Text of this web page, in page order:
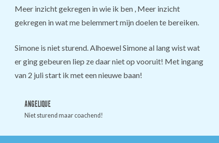
Meer inzicht gekregen in wie ik ben , Meer inzicht
gekregen in wat me belemmert mijn doelen te bereiken.
Simone is niet sturend. Alhoewel Simone al lang wist wat
er ging gebeuren liep ze daar niet op vooruit! Met ingang
van 2 juli start ik met een nieuwe baan!
ANGELIQUE
Niet sturend maar coachend!